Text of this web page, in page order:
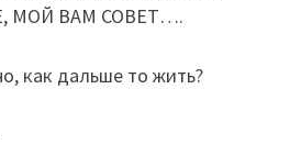
МОЙ ВАМ СОВЕТ….
как дальше то жить?